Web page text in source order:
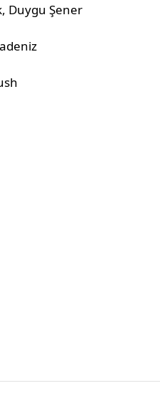
Duygu Şener